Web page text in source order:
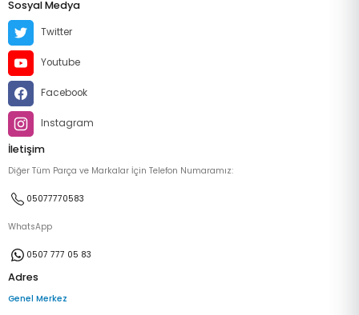
Sosyal Medya
Twitter
Youtube
Facebook
Instagram
İletişim
Diğer Tüm Parça ve Markalar İçin Telefon Numaramız:
05077770583
WhatsApp
0507 777 05 83
Adres
Genel Merkez